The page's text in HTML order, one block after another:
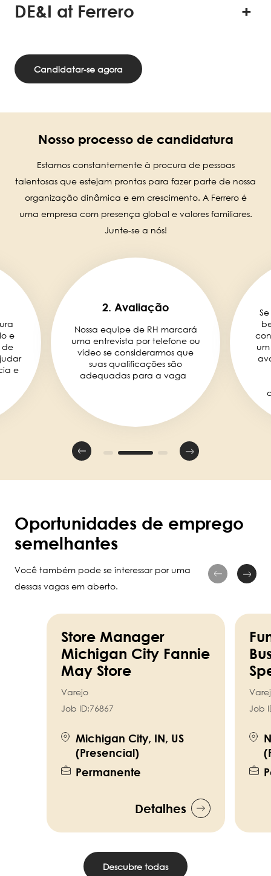
DE&I at Ferrero
Candidatar-se agora
Nosso processo de candidatura
Estamos constantemente à procura de pessoas
talentosas que estejam prontas para fazer parte de nossa
organização dinâmica e em crescimento. A Ferrero é
uma empresa com presença global e valores familiares.
Junte-se a nós!
e
de
e
2. Avaliação
Nossa equipe de RH marcará
uma entrevista por telefone ou
vídeo se considerarmos que
suas qualificações são
adequadas para a vaga
Oportunidades de emprego
semelhantes
Você também pode se interessar por uma
dessas vagas em aberto.
Store Manager
Michigan City Fannie
May Store
Varejo
Job ID:76867
Michigan City, IN, US
(Presencial)
Permanente
Detalhes
Job
Descubre todas